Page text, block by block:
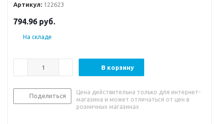
Артикул: 122623
794.96 руб.
На складе
В корзину
Поделиться
Цена действительна только для интернет-
магазина и может отличаться от цен в
розничных магазинах